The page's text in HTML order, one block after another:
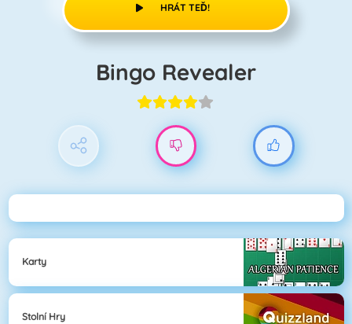
HRÁT TEĎ!
Bingo Revealer
Karty
Stolní Hry